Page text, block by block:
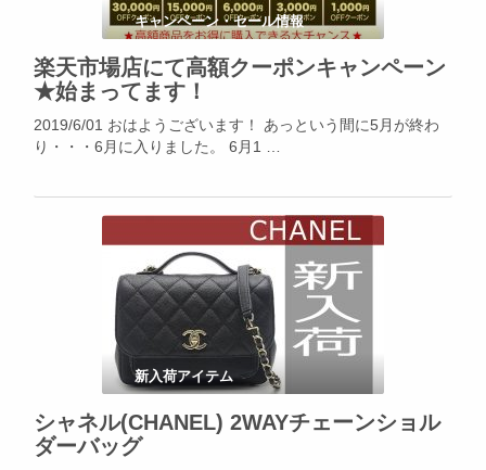
キャンペーン・セール情報
楽天市場店にて高額クーポンキャンペーン
★始まってます！
2019/6/01 おはようございます！ あっという間に5月が終わ
り・・・6月に入りました。 6月1 …
新入荷アイテム
シャネル(CHANEL) 2WAYチェーンショル
ダーバッグ